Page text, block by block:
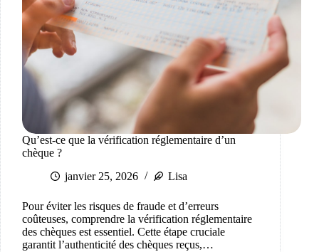
Qu’est-ce que la vérification réglementaire d’un
chèque ?
janvier 25, 2026
Lisa
Pour éviter les risques de fraude et d’erreurs
coûteuses, comprendre la vérification réglementaire
des chèques est essentiel. Cette étape cruciale
garantit l’authenticité des chèques reçus,…